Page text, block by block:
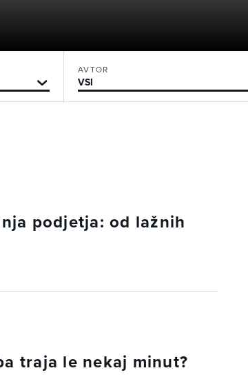
AVTOR
podjetja: od lažnih
traja le nekaj minut?